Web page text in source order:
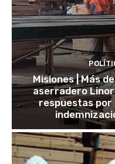
Misiones | Más
aserradero
respuestas por